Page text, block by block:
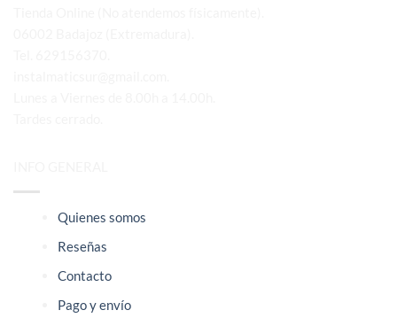
Quienes somos
Reseñas
Contacto
Pago y envío